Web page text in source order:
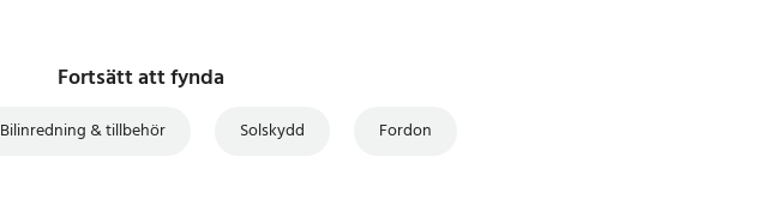
Fortsätt att fynda
Bilinredning & tillbehör Solskydd Fordon